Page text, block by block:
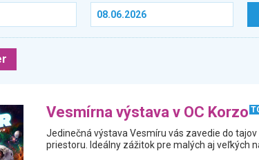
Vesmírna výstava v OC Korzo
Jedinečná výstava Vesmíru vás zavedie do
priestoru. Ideálny zážitok pre malých aj veľkých